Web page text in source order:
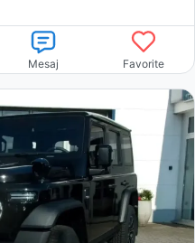
Mesaj Favorite